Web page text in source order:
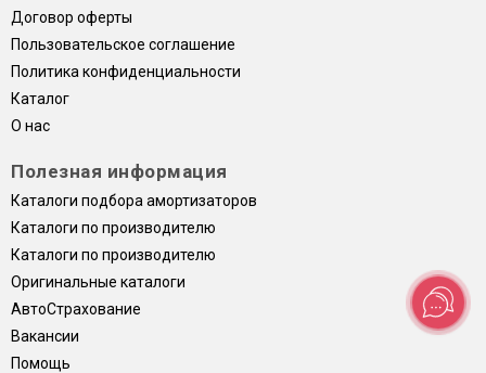
Договор оферты
Пользовательское соглашение
Политика конфиденциальности
Каталог
О нас
Полезная информация
Каталоги подбора амортизаторов
Каталоги по производителю
Каталоги по производителю
Оригинальные каталоги
АвтоСтрахование
Вакансии
Помощь